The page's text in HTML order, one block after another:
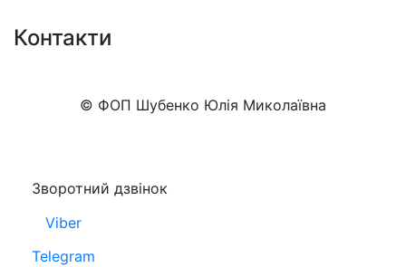
Контакти
© ФОП Шубенко Юлія Миколаївна
Зворотний дзвінок
Viber
Telegram